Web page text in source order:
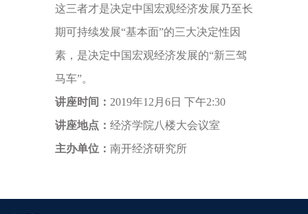
这三者才是决定中国宏观经济发展乃至长
期可持续发展“基本面”的三大决定性因
素，是决定中国宏观经济发展的“新三驾
马车”。
讲座时间： 2019年12月6日 下午2:30
讲座地点： 经济学院八楼大会议室
主办单位： 南开经济研究所